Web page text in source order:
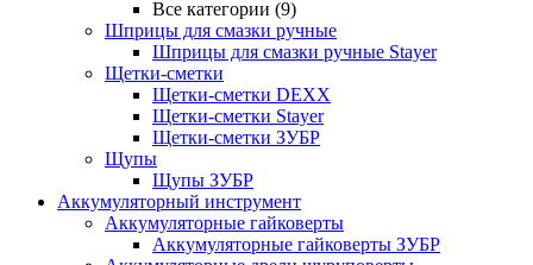
Все категории (9)
Шприцы для смазки ручные
Шприцы для смазки ручные Stayer
Щетки-сметки
Щетки-сметки DEXX
Щетки-сметки Stayer
Щетки-сметки ЗУБР
Щупы
Щупы ЗУБР
Аккумуляторный инструмент
Аккумуляторные гайковерты
Аккумуляторные гайковерты ЗУБР